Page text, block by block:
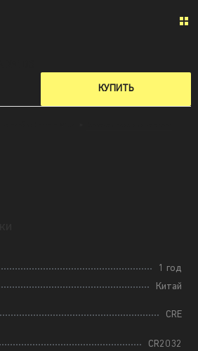
КУПИТЬ
1 год
Китай
CRE
CR2032